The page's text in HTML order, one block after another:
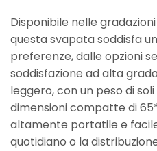
Disponibile nelle gradazioni
questa svapata soddisfa
preferenze, dalle opzioni
soddisfazione ad alta
leggero, con un peso di
dimensioni compatte di
altamente portatile e
quotidiano o la